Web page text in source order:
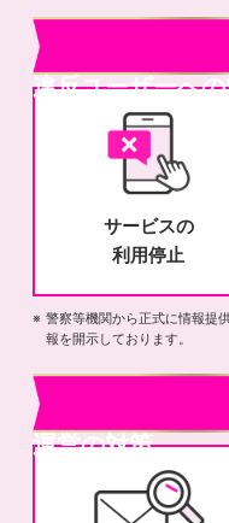
違反ユーザーへ
サービスの
利用停止
警察等機関から正式に情報提
報を開示しております。
運営の対策